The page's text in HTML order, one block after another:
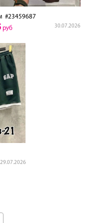
#23459687
30.07.2026
руб
29.07.2026